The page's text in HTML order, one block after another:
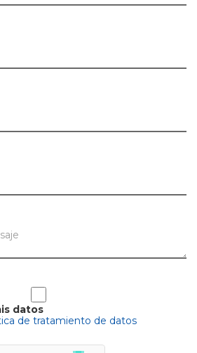
datos
de tratamiento de datos